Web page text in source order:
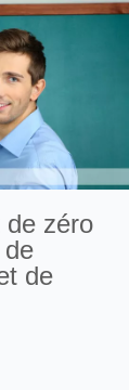
de zéro
de